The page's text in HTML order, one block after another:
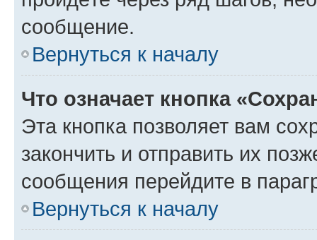
сообщение.
Вернуться к началу
Что означает кнопка
Эта кнопка позволяет вам
закончить и отправить их
сообщения перейдите в
Вернуться к началу